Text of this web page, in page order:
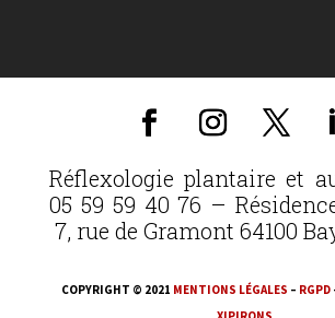
Réflexologie plantaire et
05 59 59 40 76 –
7, rue de Gramont 64100
COPYRIGHT © 2021 MENTIONS LÉGALES – RGPD